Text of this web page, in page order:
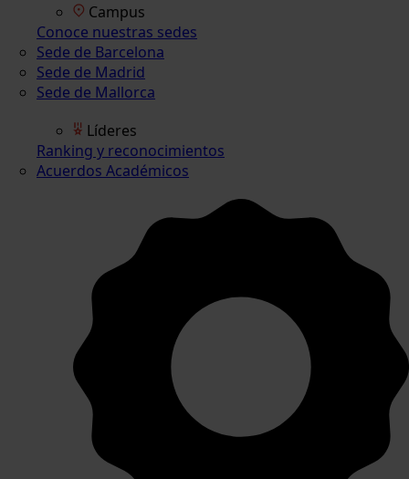
Campus
Conoce nuestras sedes
Sede de Barcelona
Sede de Madrid
Sede de Mallorca
Líderes
Ranking y reconocimientos
Acuerdos Académicos